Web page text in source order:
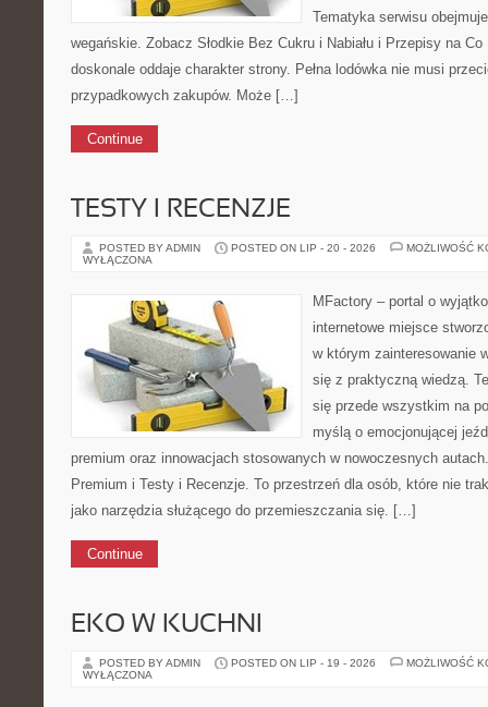
Tematyka serwisu
wegańskie. Zobacz Słodkie Bez Cukru i Nabiału i Przepisy na
doskonale oddaje charakter strony. Pełna lodówka nie musi
przypadkowych zakupów. Może […]
Continue
TESTY I RECENZJE
POSTED BY ADMIN POSTED ON LIP - 20 - 2026
MOŻLIWOŚĆ
WYŁĄCZONA
MFactory – portal o
internetowe miejsce
w którym zainteresowanie
się z praktyczną wiedzą.
się przede wszystkim na
myślą o emocjonującej
premium oraz innowacjach stosowanych w nowoczesnych
Premium i Testy i Recenzje. To przestrzeń dla osób, które nie
jako narzędzia służącego do przemieszczania się. […]
Continue
EKO W KUCHNI
POSTED BY ADMIN POSTED ON LIP - 19 - 2026
MOŻLIWOŚĆ
WYŁĄCZONA